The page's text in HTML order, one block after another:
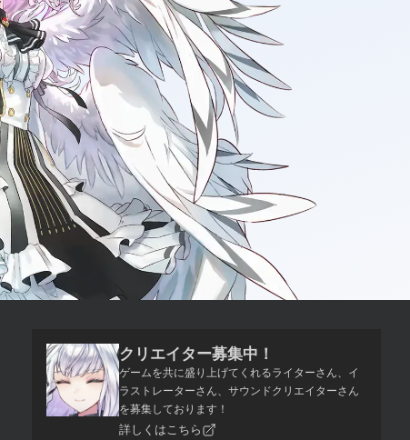
クリエイター募集中！
ゲームを共に盛り上げてくれるライターさん、イ
ラストレーターさん、サウンドクリエイターさん
を募集しております！
詳しくはこちら